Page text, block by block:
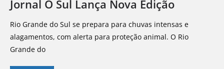
Jornal O Sul Lança Nova Edição
Rio Grande do Sul se prepara para chuvas intensas e
alagamentos, com alerta para proteção animal. O Rio
Grande do